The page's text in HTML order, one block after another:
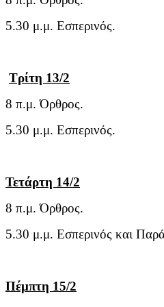
5.30 μ.μ. Εσπερινός.
Τρίτη 13/2
8 π.μ. Όρθρος.
5.30 μ.μ. Εσπερινός.
Τετάρτη 14/2
8 π.μ. Όρθρος.
5.30 μ.μ. Εσπερινός και
Πέμπτη 15/2